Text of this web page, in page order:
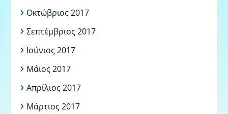
Οκτώβριος 2017
Σεπτέμβριος 2017
Ιούνιος 2017
Μάιος 2017
Απρίλιος 2017
Μάρτιος 2017